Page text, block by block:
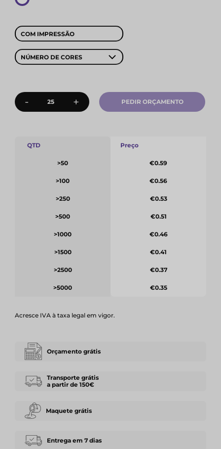
COM IMPRESSÃO
NÚMERO DE CORES
- + PEDIR ORÇAMENTO
QTD
>50
>100
>250
>500
>1000
>1500
>2500
>5000
Preço
€0.59
€0.56
€0.53
€0.51
€0.46
€0.41
€0.37
€0.35
Acresce IVA à taxa legal em vigor.
Orçamento grátis
Transporte grátis
a partir de 150€
Maquete grátis
Entrega em 7 dias